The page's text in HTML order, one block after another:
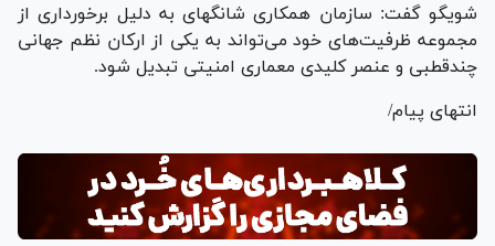
شویگو گفت: سازمان همکاری شانگهای به دلیل برخورداری از
مجموعه ظرفیت‌های خود می‌تواند به یکی از ارکان نظم جهانی
چندقطبی و عنصر کلیدی معماری امنیتی تبدیل شود.
انتهای پیام/